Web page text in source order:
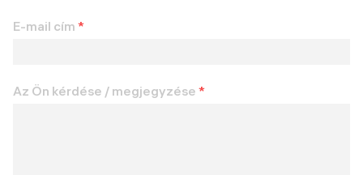
E-mail cím *
Az Ön kérdése / megjegyzése *